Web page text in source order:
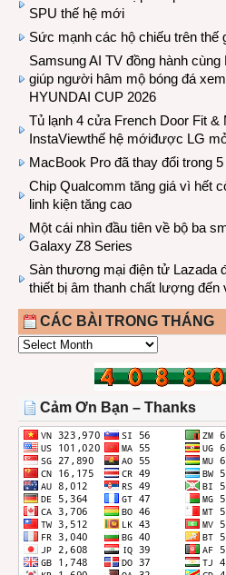
SPU thế hệ mới
Sức mạnh các hộ chiếu trên thế
Samsung AI TV đồng hành
giúp người hâm mộ bóng đá
HYUNDAI CUP 2026
Tủ lạnh 4 cửa French Door Fit
InstaViewthế hệ mớiđược LG
MacBook Pro đã thay đổi trong
Chip Qualcomm tăng giá vì hết
linh kiện tăng cao
Một cái nhìn đầu tiên về bộ ba
Galaxy Z8 Series
Sàn thương mại điện tử Lazada
thiết bị âm thanh chất lượng
CÁC BÀI TRONG THÁNG
CÁC
THÁNG
Cảm Ơn Bạn – Thanks